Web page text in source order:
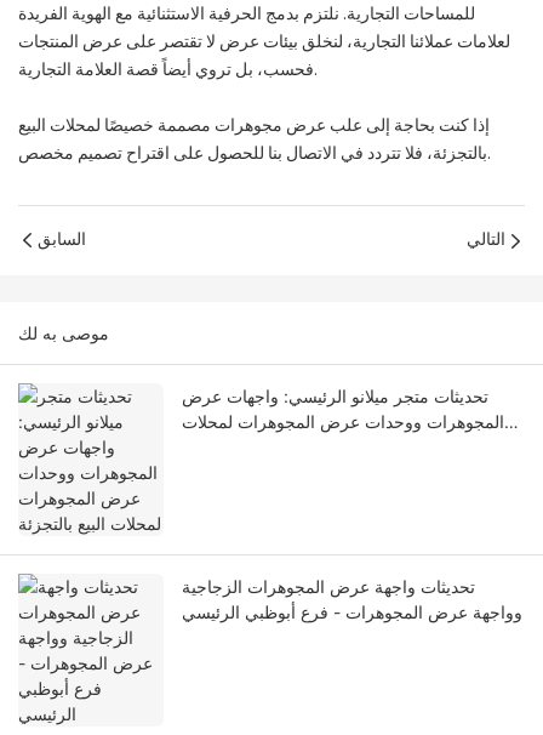
للمساحات التجارية. نلتزم بدمج الحرفية الاستثنائية مع الهوية الفريدة
لعلامات عملائنا التجارية، لنخلق بيئات عرض لا تقتصر على عرض المنتجات
فحسب، بل تروي أيضاً قصة العلامة التجارية.
إذا كنت بحاجة إلى علب عرض مجوهرات مصممة خصيصًا لمحلات البيع
بالتجزئة، فلا تتردد في الاتصال بنا للحصول على اقتراح تصميم مخصص.
السابق التالي
موصى به لك
تحديثات متجر ميلانو الرئيسي: واجهات عرض
المجوهرات ووحدات عرض المجوهرات لمحلات
تحديثات واجهة عرض المجوهرات الزجاجية
وواجهة عرض المجوهرات - فرع أبوظبي الرئيسي